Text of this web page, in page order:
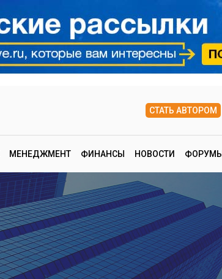
СТАТЬ АВТОРОМ
МЕНЕДЖМЕНТ ФИНАНСЫ НОВОСТИ ФОРУМЫ